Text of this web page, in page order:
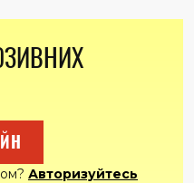
перед сином, мала
хвилини вони з
нечисленні відео з Анд­
забороняв
сердито.
Авторизуйтесь